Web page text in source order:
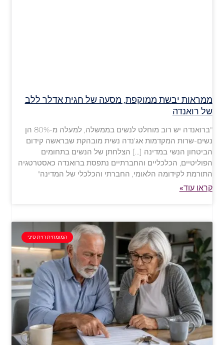
ממראות יבשת ממוקפת, מסעה של חגית אדלר ללב
של רואנדה
"ברואנדה יש רוב מוחלט לנשים בממשלה, למעלה מ-80% הן
נשים-שרות המקדמות אג'נדה נשית מובהקת שבראשה קידום
הביטחון הנשי במדינה […] הצלחתן של הנשים בתחומים
הפוליטיים, הכלכליים והחברתיים נתפסת ברואנדה כאסטרטגיה
התורמת לקידומה הלאומי, החברתי והכלכלי של המדינה"
קראו עוד»
המומחית רוית סיני